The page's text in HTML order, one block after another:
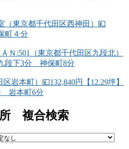
東京都千代田区西神田）💴
町４分
Ｎ:501（東京都千代田区九段北）
段下3分 神保町8分
岩本町）💴132,840円【12.29坪】
岩本町6分
複合検索